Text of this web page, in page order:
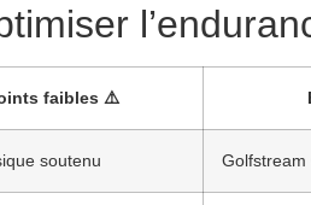
faibles ⚠️
soutenu Golfstream